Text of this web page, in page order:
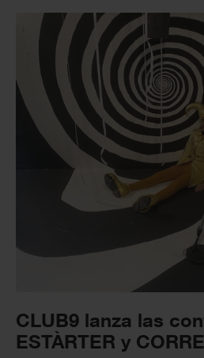
CLUB9 lanza las
ESTÀRTER y